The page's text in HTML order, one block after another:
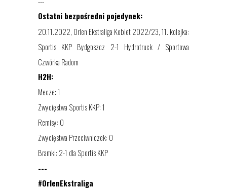
Ostatni bezpośredni pojedynek:
20.11.2022, Orlen Ekstraliga Kobiet2022/23,11. kolejka:
Sportis KKP Bydgoszcz 2-1 Hydrotruck / Sportowa
Czwórka Radom
H2H:
Mecze: 1
Zwycięstwa Sportis KKP: 1
Remisy: 0
Zwycięstwa Przeciwniczek: 0
Bramki: 2-1 dla Sportis KKP
---
#OrlenEkstraliga